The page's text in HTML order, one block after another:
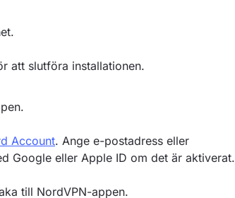
att slutföra installationen.
Account. Ange e-postadress eller
Google eller Apple ID om det är aktiverat.
till NordVPN-appen.